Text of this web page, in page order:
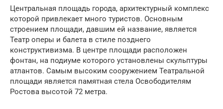
Центральная площадь города, архитектурный комплекс
которой привлекает много туристов. Основным
строением площади, давшим ей название, является
Театр оперы и балета в стиле позднего
конструктивизма. В центре площади расположен
фонтан, на подиуме которого установлены скульптуры
атлантов. Самым высоким сооружением Театральной
площади является памятная стела Освободителям
Ростова высотой 72 метра.